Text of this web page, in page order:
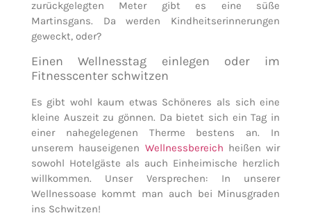
zurückgelegten Meter gibt es eine süße
Martinsgans. Da werden Kindheitserinnerungen
geweckt, oder?
Einen Wellnesstag einlegen oder im
Fitnesscenter schwitzen
Es gibt wohl kaum etwas Schöneres als sich eine
kleine Auszeit zu gönnen. Da bietet sich ein Tag in
einer nahegelegenen Therme bestens an. In
unserem hauseigenen Wellnessbereich heißen wir
sowohl Hotelgäste als auch Einheimische herzlich
willkommen. Unser Versprechen: In unserer
Wellnessoase kommt man auch bei Minusgraden
ins Schwitzen!